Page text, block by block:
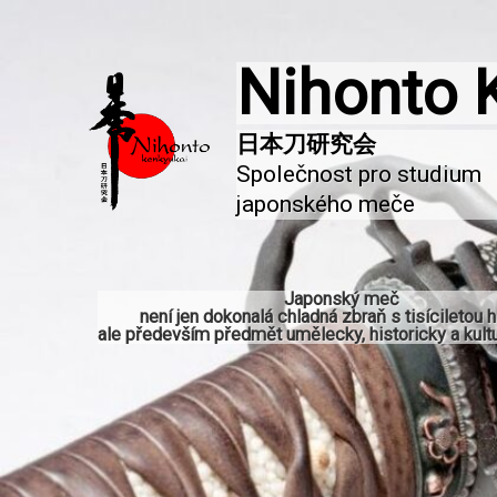
Nihonto
Společnost pro studium
japonského meče
Japonský meč
není jen dokonalá chladná zbraň s tisíciletou
ale především předmět umělecky, historicky a